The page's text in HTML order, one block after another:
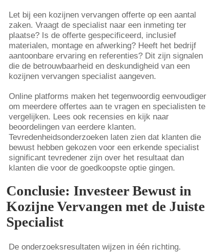
Let bij een kozijnen vervangen offerte op een aantal
zaken. Vraagt de specialist naar een inmeting ter
plaatse? Is de offerte gespecificeerd, inclusief
materialen, montage en afwerking? Heeft het bedrijf
aantoonbare ervaring en referenties? Dit zijn signalen
die de betrouwbaarheid en deskundigheid van een
kozijnen vervangen specialist aangeven.
Online platforms maken het tegenwoordig eenvoudiger
om meerdere offertes aan te vragen en specialisten te
vergelijken. Lees ook recensies en kijk naar
beoordelingen van eerdere klanten.
Tevredenheidsonderzoeken laten zien dat klanten die
bewust hebben gekozen voor een erkende specialist
significant tevredener zijn over het resultaat dan
klanten die voor de goedkoopste optie gingen.
Conclusie: Investeer Bewust in
Kozijne Vervangen met de Juiste
Specialist
De onderzoeksresultaten wijzen in één richting.